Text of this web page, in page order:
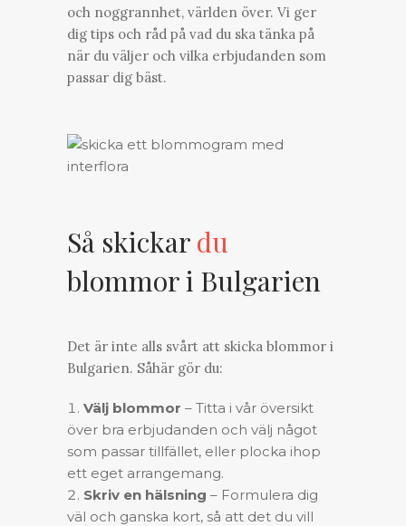
och noggrannhet, världen över. Vi ger
dig tips och råd på vad du ska tänka på
när du väljer och vilka erbjudanden som
passar dig bäst.
Så skickar du
blommor i Bulgarien
Det är inte alls svårt att skicka blommor i
Bulgarien. Såhär gör du:
Välj blommor – Titta i vår översikt
över bra erbjudanden och välj något
som passar tillfället, eller plocka ihop
ett eget arrangemang.
Skriv en hälsning – Formulera dig
väl och ganska kort, så att det du vill